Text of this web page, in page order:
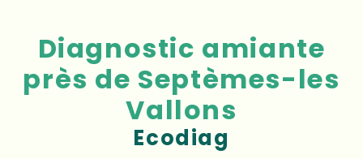
Diagnostic amiante
près de Septèmes-les
Vallons
Ecodiag